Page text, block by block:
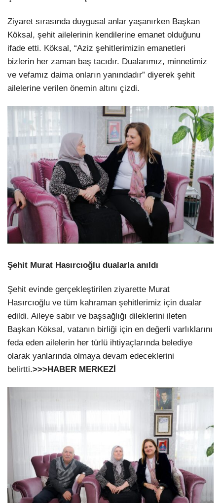
Ziyaret sırasında duygusal anlar yaşanırken Başkan
Köksal, şehit ailelerinin kendilerine emanet olduğunu
ifade etti. Köksal, “Aziz şehitlerimizin emanetleri
bizlerin her zaman baş tacıdır. Dualarımız, minnetimiz
ve vefamız daima onların yanındadır” diyerek şehit
ailelerine verilen önemin altını çizdi.
Şehit Murat Hasırcıoğlu dualarla anıldı
Şehit evinde gerçekleştirilen ziyarette Murat
Hasırcıoğlu ve tüm kahraman şehitlerimiz için dualar
edildi. Aileye sabır ve başsağlığı dileklerini ileten
Başkan Köksal, vatanın birliği için en değerli varlıklarını
feda eden ailelerin her türlü ihtiyaçlarında belediye
olarak yanlarında olmaya devam edeceklerini
belirtti.>>>HABER MERKEZİ